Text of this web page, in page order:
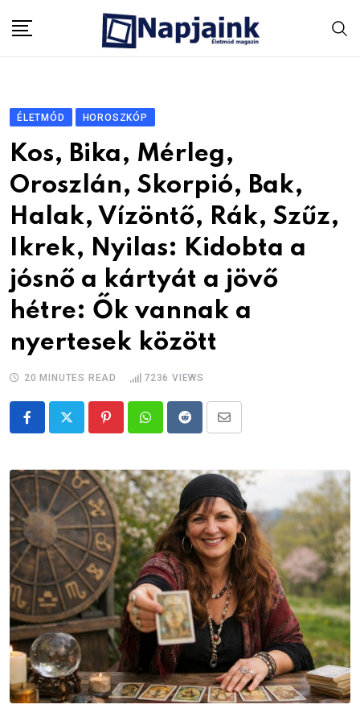
ÉLETMÓD HOROSZKÓP
Kos, Bika, Mérleg,
Oroszlán, Skorpió, Bak,
Halak, Vízöntő, Rák, Szűz,
Ikrek, Nyilas: Kidobta a
jósnő a kártyát a jövő
hétre: Ők vannak a
nyertesek között
20 MINUTES READ 7236 VIEWS
PinterestWhatsappRedditShare
Email